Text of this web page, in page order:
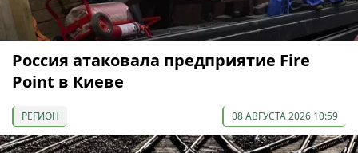
Россия атаковала предприятие Fire
Point в Киеве
РЕГИОН 08 АВГУСТА 2026 10:59